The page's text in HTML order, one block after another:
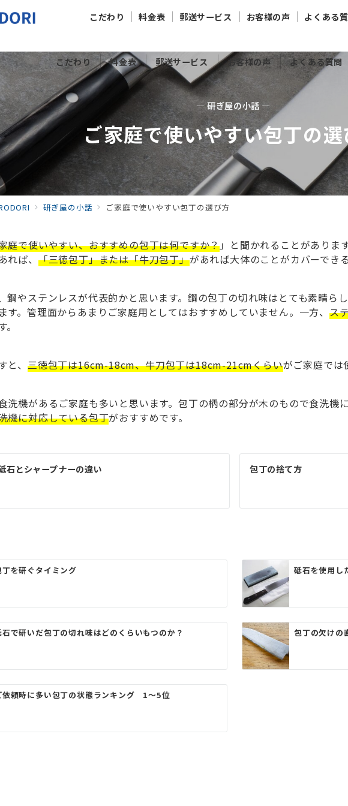
こだわり 料金表 郵送サービス お客様の声 よくある質問
こだわり 料金表 郵送サービス お客様の声 よくある
— 研ぎ屋の小話 —
ご家庭で使いやすい包丁の
研ぎ屋の小話 ご家庭で使いやすい包丁の選び方
庭で使いやすい、おすすめの包丁は何ですか？」と聞かれることがあります
れば、 「三徳包丁」または「牛刀包丁」があれば大体のことがカバーでき
鋼やステンレスが代表的かと思います。鋼の包丁の切れ味はとても素晴ら
す。管理面からあまりご家庭用としてはおすすめしていません。一方、 ス
、 三徳包丁は16cm-18cm、牛刀包丁は18cm-21cmくらいがご家庭では
洗機があるご家庭も多いと思います。包丁の柄の部分が木のもので食洗機
機に対応している包丁がおすすめです。
石とシャープナーの違い
包丁の捨て方
丁を研ぐタイミング 砥石を使用し
石で研いだ包丁の切れ味はどのくらいもつのか？ 包丁の欠けの
依頼時に多い包丁の状態ランキング 1〜5位